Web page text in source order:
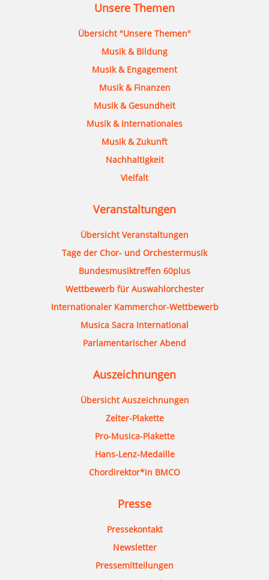
Unsere Themen
Übersicht "Unsere Themen"
Musik & Bildung
Musik & Engagement
Musik & Finanzen
Musik & Gesundheit
Musik & Internationales
Musik & Zukunft
Nachhaltigkeit
Vielfalt
Veranstaltungen
Übersicht Veranstaltungen
Tage der Chor- und Orchestermusik
Bundesmusiktreffen 60plus
Wettbewerb für Auswahlorchester
Internationaler Kammerchor-Wettbewerb
Musica Sacra International
Parlamentarischer Abend
Auszeichnungen
Übersicht Auszeichnungen
Zelter-Plakette
Pro-Musica-Plakette
Hans-Lenz-Medaille
Chordirektor*in BMCO
Presse
Pressekontakt
Newsletter
Pressemitteilungen